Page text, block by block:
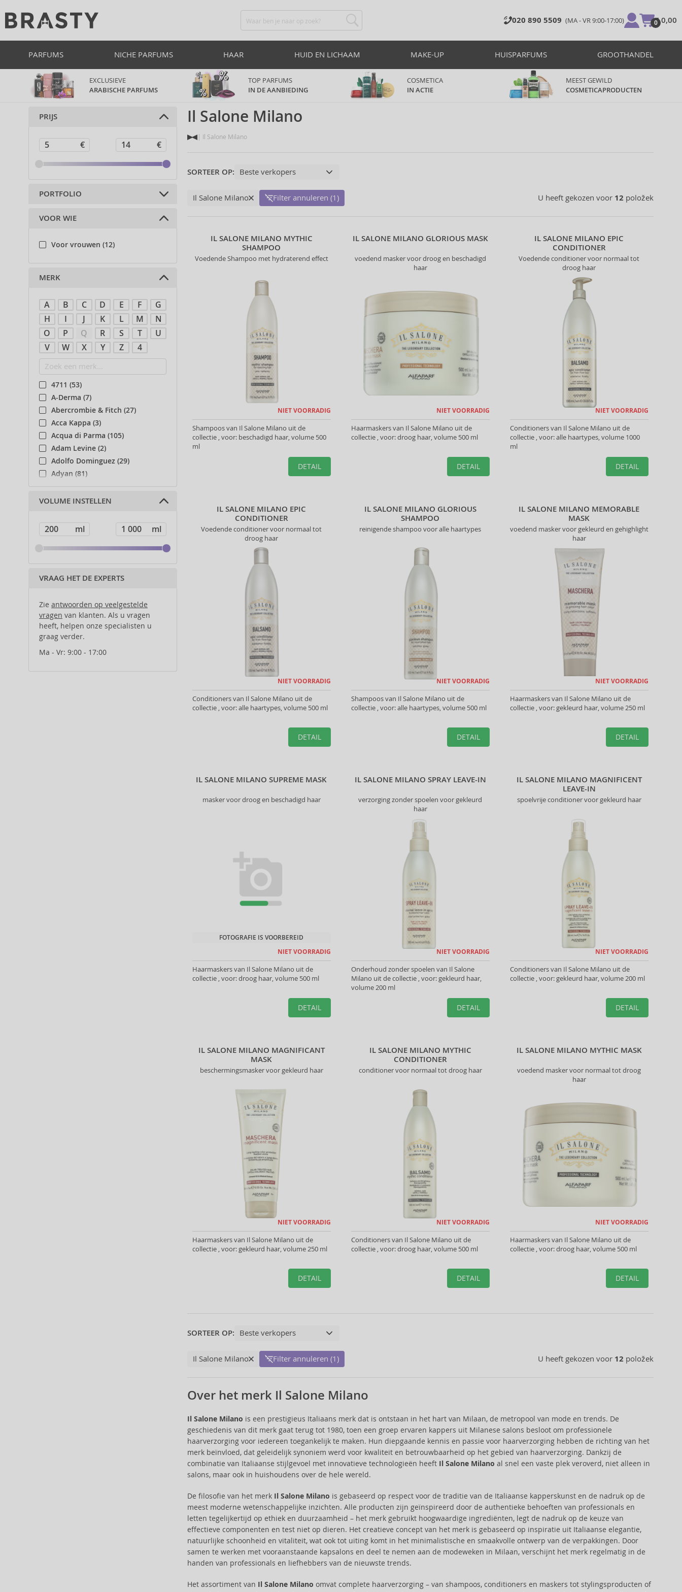
020 890 5509 (MA - VR 9:00-17:00) 0
€ 0,00
PARFUMS NICHE PARFUMS HAAR HUID EN LICHAAM MAKE-UP HUISPARFUMS GROOTHANDEL
EXCLUSIEVE
ARABISCHE PARFUMS
TOP PARFUMS
IN DE AANBIEDING
COSMETICA
IN ACTIE
MEEST GEWILD
COSMETICAPRODUCTEN
Il Salone Milano
Il Salone Milano
SORTEER OP:
U heeft gekozen voor 12 položek
Il Salone Milano Filter annuleren (1)
IL SALONE MILANO MYTHIC
SHAMPOO
Voedende Shampoo met hydraterend effect
NIET VOORRADIG
Shampoos van Il Salone Milano uit de
collectie , voor: beschadigd haar, volume 500
ml
DETAIL
IL SALONE MILANO GLORIOUS MASK
voedend masker voor droog en beschadigd
haar
NIET VOORRADIG
Haarmaskers van Il Salone Milano uit de
collectie , voor: droog haar, volume 500 ml
DETAIL
IL SALONE MILANO EPIC
CONDITIONER
Voedende conditioner voor normaal tot
droog haar
NIET VOORRADIG
Conditioners van Il Salone Milano uit de
collectie , voor: alle haartypes, volume 1000
ml
DETAIL
IL SALONE MILANO EPIC
CONDITIONER
Voedende conditioner voor normaal tot
droog haar
NIET VOORRADIG
Conditioners van Il Salone Milano uit de
collectie , voor: alle haartypes, volume 500 ml
DETAIL
IL SALONE MILANO GLORIOUS
SHAMPOO
reinigende shampoo voor alle haartypes
NIET VOORRADIG
Shampoos van Il Salone Milano uit de
collectie , voor: alle haartypes, volume 500 ml
DETAIL
IL SALONE MILANO MEMORABLE
MASK
voedend masker voor gekleurd en gehighlight
haar
NIET VOORRADIG
Haarmaskers van Il Salone Milano uit de
collectie , voor: gekleurd haar, volume 250 ml
DETAIL
IL SALONE MILANO SUPREME MASK
masker voor droog en beschadigd haar
FOTOGRAFIE IS VOORBEREID
NIET VOORRADIG
Haarmaskers van Il Salone Milano uit de
collectie , voor: droog haar, volume 500 ml
DETAIL
IL SALONE MILANO SPRAY LEAVE-IN
verzorging zonder spoelen voor gekleurd
haar
NIET VOORRADIG
Onderhoud zonder spoelen van Il Salone
Milano uit de collectie , voor: gekleurd haar,
volume 200 ml
DETAIL
IL SALONE MILANO MAGNIFICENT
LEAVE-IN
spoelvrije conditioner voor gekleurd haar
NIET VOORRADIG
Conditioners van Il Salone Milano uit de
collectie , voor: gekleurd haar, volume 200 ml
DETAIL
IL SALONE MILANO MAGNIFICANT
MASK
beschermingsmasker voor gekleurd haar
NIET VOORRADIG
Haarmaskers van Il Salone Milano uit de
collectie , voor: gekleurd haar, volume 250 ml
DETAIL
IL SALONE MILANO MYTHIC
CONDITIONER
conditioner voor normaal tot droog haar
NIET VOORRADIG
Conditioners van Il Salone Milano uit de
collectie , voor: droog haar, volume 500 ml
DETAIL
IL SALONE MILANO MYTHIC MASK
voedend masker voor normaal tot droog
haar
NIET VOORRADIG
Haarmaskers van Il Salone Milano uit de
collectie , voor: droog haar, volume 500 ml
DETAIL
SORTEER OP:
U heeft gekozen voor 12 položek
Il Salone Milano Filter annuleren (1)
Over het merk Il Salone Milano
Il Salone Milano is een prestigieus Italiaans merk dat is ontstaan in het hart van Milaan, de metropool van mode en trends. De
geschiedenis van dit merk gaat terug tot 1980, toen een groep ervaren kappers uit Milanese salons besloot om professionele
haarverzorging voor iedereen toegankelijk te maken. Hun diepgaande kennis en passie voor haarverzorging hebben de richting van het
merk beïnvloed, dat geleidelijk synoniem werd voor kwaliteit en betrouwbaarheid op het gebied van haarverzorging. Dankzij de
combinatie van Italiaanse stijlgevoel met innovatieve technologieën heeft Il Salone Milano al snel een vaste plek veroverd, niet alleen in
salons, maar ook in huishoudens over de hele wereld.
De filosofie van het merk Il Salone Milano is gebaseerd op respect voor de traditie van de Italiaanse kapperskunst en de nadruk op de
meest moderne wetenschappelijke inzichten. Alle producten zijn geïnspireerd door de authentieke behoeften van professionals en
letten tegelijkertijd op ethiek en duurzaamheid – het merk gebruikt hoogwaardige ingrediënten, legt de nadruk op de keuze van
effectieve componenten en test niet op dieren. Het creatieve concept van het merk is gebaseerd op inspiratie uit Italiaanse elegantie,
natuurlijke schoonheid en vitaliteit, wat ook tot uiting komt in het minimalistische en smaakvolle ontwerp van de verpakkingen. Door
samen te werken met vooraanstaande kapsalons en deel te nemen aan de modeweken in Milaan, verschijnt het merk regelmatig in de
handen van professionals en liefhebbers van de nieuwste trends.
Het assortiment van Il Salone Milano omvat complete haarverzorging – van shampoos, conditioners en maskers tot stylingsproducten of
PRIJS
PORTFOLIO
Haarcosmetica (12)
VOOR WIE
Voor vrouwen (12)
MERK
A B C D E F
G
H
I J K L M
N
O
P Q R S T
U
V
W X Y Z 4
4711 (53)
A-Derma (7)
Abercrombie & Fitch (27)
Acca Kappa (3)
Acqua di Parma (105)
Adam Levine (2)
Adolfo Dominguez (29)
Adyan (81)
Affinage (1)
Afnan (90)
Ahava (49)
Aigner (42)
Ajmal (89)
Al Haramain (182)
Al Wataniah (82)
Alcina (156)
Alexander McQueen (2)
Alexandre.J (31)
Alfaparf Milano (175)
Alfred Sung (7)
VOLUME INSTELLEN
VRAAG HET DE EXPERTS
Zie antwoorden op veelgestelde
vragen van klanten. Als u vragen
heeft, helpen onze specialisten u
graag verder.
Ma - Vr: 9:00 - 17:00